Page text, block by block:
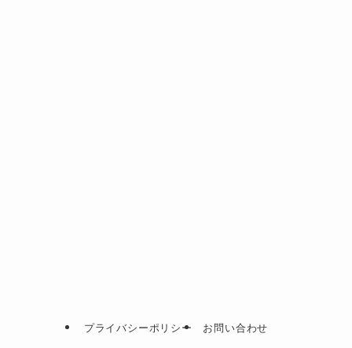
プライバシーポリシー お問い合わせ